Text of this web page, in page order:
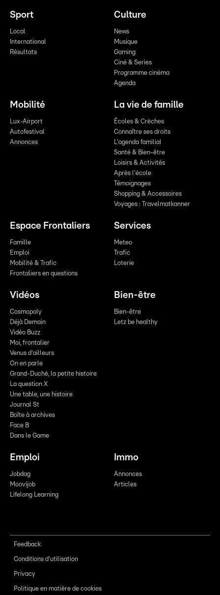
Sport
Local
International
Résultats
Culture
News
Musique
Gaming
Ciné & Series
Programme cinéma
Agenda
Mobilité
Lux-Airport
Autofestival
Annonces
La vie de famille
Écoles & Crèches
Connaître ses droits
L'agenda familial
Santé & Bien-être
Loisirs & Activités
Après l'école
Témoignages
Shopping & Accessoires
Voyages : Travelmatkanner
Espace Frontaliers
Famille
Emploi
Mobilité & Trafic
Frontaliers en questions
Services
Meteo
Trafic
Loterie
Vidéos
Cosmopoly
Déjà Demain
Vidéo Buzz
Moi, frontalier
Venus d'ailleurs
On en parle
Grand-Duché, la petite histoire
La question X
Une table, une histoire
Journal St
Boîte à archives
Face B
Dans le Game
Bien-être
Bien-être
Letz be healthy
Emploi
Jobdag
Moovijob
Lifelong Learning
Immo
Annonces
Articles
Feedback
Conditions d'utilisation
Privacy
Politique en matière de cookies